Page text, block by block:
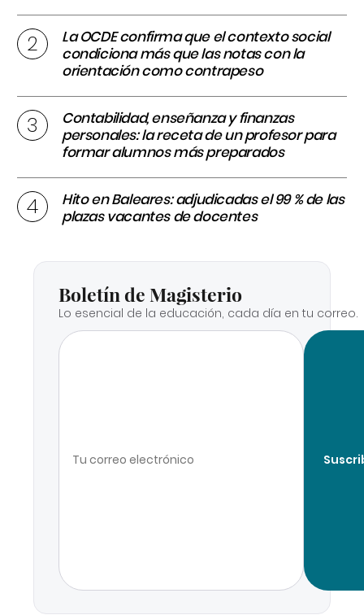
La OCDE confirma que el contexto social
condiciona más que las notas con la
orientación como contrapeso
Contabilidad, enseñanza y finanzas
personales: la receta de un profesor para
formar alumnos más preparados
Hito en Baleares: adjudicadas el 99 % de las
plazas vacantes de docentes
Boletín de Magisterio
Lo esencial de la educación, cada día en tu correo.